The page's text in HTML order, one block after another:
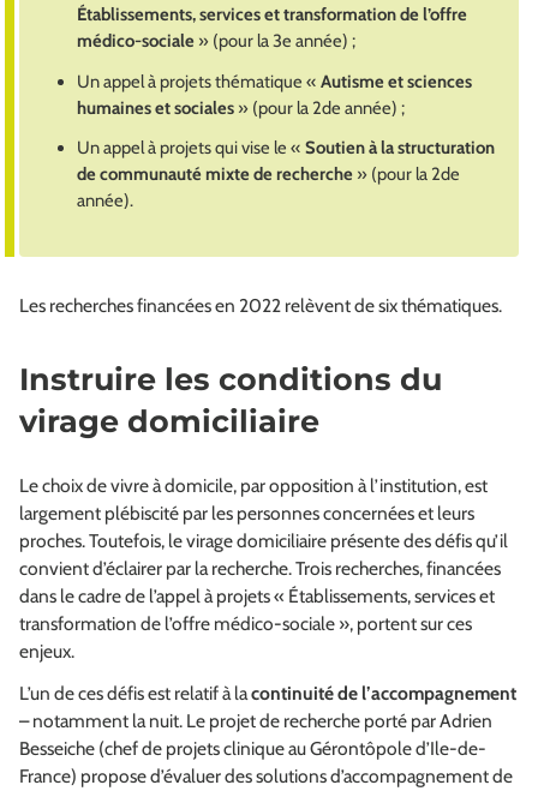
Établissements, services et transformation de l’offre
médico-sociale » (pour la 3e année) ;
Un appel à projets thématique « Autisme et sciences
humaines et sociales » (pour la 2de année) ;
Un appel à projets qui vise le « Soutien à la structuration
de communauté mixte de recherche » (pour la 2de
année).
Les recherches financées en 2022 relèvent de six thématiques.
Instruire les conditions du
virage domiciliaire
Le choix de vivre à domicile, par opposition à l’institution, est
largement plébiscité par les personnes concernées et leurs
proches. Toutefois, le virage domiciliaire présente des défis qu’il
convient d’éclairer par la recherche. Trois recherches, financées
dans le cadre de l’appel à projets « Établissements, services et
transformation de l’offre médico-sociale », portent sur ces
enjeux.
L’un de ces défis est relatif à lacontinuité de l’accompagnement
– notamment la nuit. Le projet de recherche porté par Adrien
Besseiche (chef de projets clinique au Gérontôpole d’Ile-de-
France) propose d’évaluer des solutions d’accompagnement de